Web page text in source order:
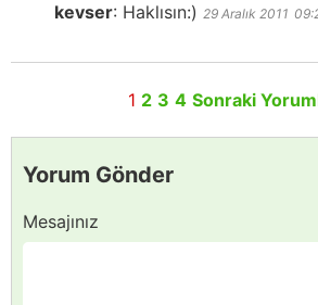
kevser: Haklısın:) 29 Aralık 2011
1 2 3 4 Sonraki
Yorum Gönder
Mesajınız